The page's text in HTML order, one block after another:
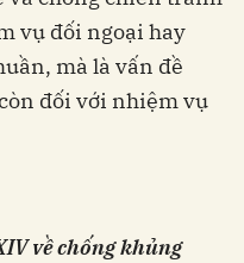
vụ đối ngoại hay
mà là vấn đề
đối với nhiệm vụ
về chống khủng